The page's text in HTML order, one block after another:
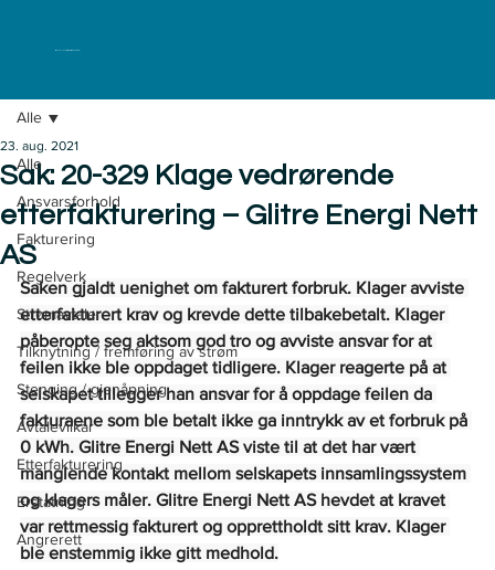
ELKLAGENEMNDA
Alle
Ansvarsforhold
Fakturering
Regelverk
Strømavtaler
Tilknytning / fremføring av strøm
Stenging / gjenåpning
Avtalevilkår
Etterfakturering
Erstatning
Angrerett
Alle
Sak: 20-329 Klage vedrørende
etterfakturering – Glitre Energi Nett
AS
23. aug. 2021
Saken gjaldt uenighet om fakturert forbruk. Klager avviste
etterfakturert krav og krevde dette tilbakebetalt. Klager
påberopte seg aktsom god tro og avviste ansvar for at
feilen ikke ble oppdaget tidligere. Klager reagerte på at
selskapet tillegger han ansvar for å oppdage feilen da
fakturaene som ble betalt ikke ga inntrykk av et forbruk på
0 kWh. Glitre Energi Nett AS viste til at det har vært
manglende kontakt mellom selskapets innsamlingssystem
og klagers måler. Glitre Energi Nett AS hevdet at kravet
var rettmessig fakturert og opprettholdt sitt krav. Klager
ble enstemmig ikke gitt medhold.